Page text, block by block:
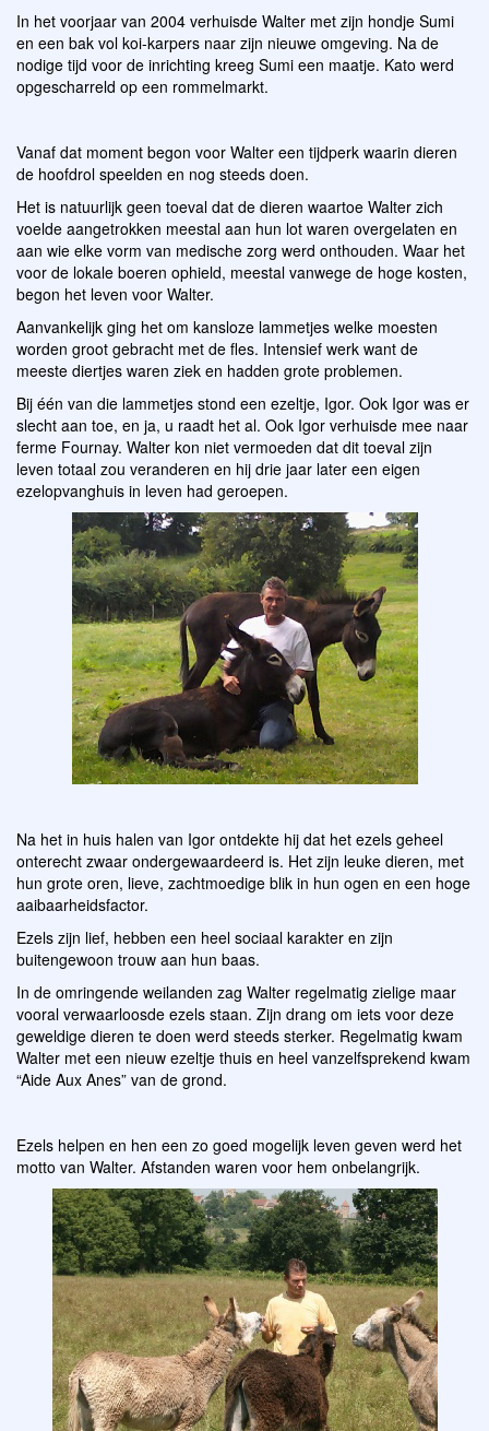
In het voorjaar van 2004 verhuisde Walter met zijn hondje Sumi
en een bak vol koi-karpers naar zijn nieuwe omgeving. Na de
nodige tijd voor de inrichting kreeg Sumi een maatje. Kato werd
opgescharreld op een rommelmarkt.
Vanaf dat moment begon voor Walter een tijdperk waarin dieren
de hoofdrol speelden en nog steeds doen.
Het is natuurlijk geen toeval dat de dieren waartoe Walter zich
voelde aangetrokken meestal aan hun lot waren overgelaten en
aan wie elke vorm van medische zorg werd onthouden. Waar het
voor de lokale boeren ophield, meestal vanwege de hoge kosten,
begon het leven voor Walter.
Aanvankelijk ging het om kansloze lammetjes welke moesten
worden groot gebracht met de fles. Intensief werk want de
meeste diertjes waren ziek en hadden grote problemen.
Bij één van die lammetjes stond een ezeltje, Igor. Ook Igor was er
slecht aan toe, en ja, u raadt het al. Ook Igor verhuisde mee naar
ferme Fournay. Walter kon niet vermoeden dat dit toeval zijn
leven totaal zou veranderen en hij drie jaar later een eigen
ezelopvanghuis in leven had geroepen.
Na het in huis halen van Igor ontdekte hij dat het ezels geheel
onterecht zwaar ondergewaardeerd is. Het zijn leuke dieren, met
hun grote oren, lieve, zachtmoedige blik in hun ogen en een hoge
aaibaarheidsfactor.
Ezels zijn lief, hebben een heel sociaal karakter en zijn
buitengewoon trouw aan hun baas.
In de omringende weilanden zag Walter regelmatig zielige maar
vooral verwaarloosde ezels staan. Zijn drang om iets voor deze
geweldige dieren te doen werd steeds sterker. Regelmatig kwam
Walter met een nieuw ezeltje thuis en heel vanzelfsprekend kwam
“Aide Aux Anes” van de grond.
Ezels helpen en hen een zo goed mogelijk leven geven werd het
motto van Walter. Afstanden waren voor hem onbelangrijk.